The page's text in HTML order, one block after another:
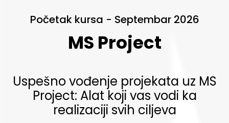
Početak kursa - Septembar 2026
MS Project
Uspešno vođenje projekata uz MS
Project: Alat koji vas vodi ka
realizaciji svih ciljeva